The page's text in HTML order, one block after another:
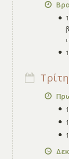
Τρίτη